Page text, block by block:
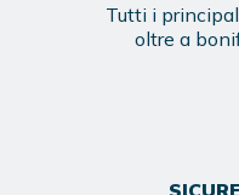
Tutti i
oltre a